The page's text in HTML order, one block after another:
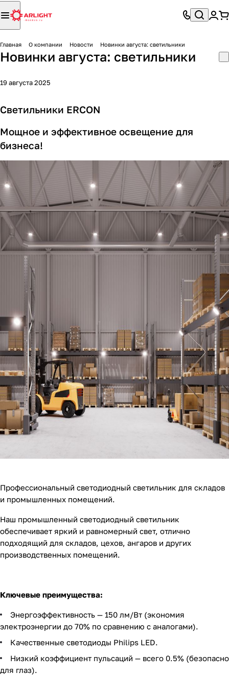
Главная О компании Новости Новинки августа: светильники
Новинки августа: светильники
19 августа 2025
Светильники ERCON
Мощное и эффективное освещение для
бизнеса!
Профессиональный светодиодный светильник для складов
и промышленных помещений.
Наш промышленный светодиодный светильник
обеспечивает яркий и равномерный свет, отлично
подходящий для складов, цехов, ангаров и других
производственных помещений.
Ключевые преимущества:
Энергоэффективность — 150 лм/Вт (экономия
электроэнергии до 70% по сравнению с аналогами).
Качественные светодиоды Philips LED.
Низкий коэффициент пульсаций — всего 0.5% (безопасно
для глаз).